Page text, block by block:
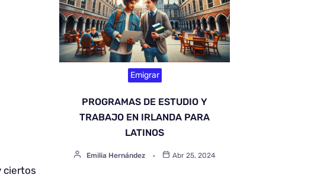
ciertos
Emigrar
PROGRAMAS DE ESTUDIO Y
TRABAJO EN IRLANDA PARA
LATINOS
Emilia Hernández Abr 25, 2024